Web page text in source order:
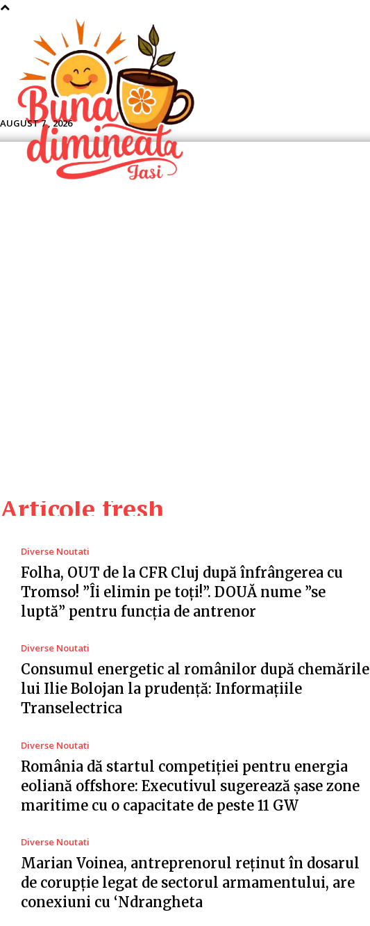
AUGUST 7 , 2026
Articole fresh
Diverse Noutati
Folha, OUT de la CFR Cluj după înfrângerea cu
Tromso! ”Îi elimin pe toți!”. DOUĂ nume ”se
luptă” pentru funcția de antrenor
Diverse Noutati
Consumul energetic al românilor după chemările
lui Ilie Bolojan la prudență: Informațiile
Transelectrica
Diverse Noutati
România dă startul competiției pentru energia
eoliană offshore: Executivul sugerează șase zone
maritime cu o capacitate de peste 11 GW
Diverse Noutati
Marian Voinea, antreprenorul reținut în dosarul
de corupție legat de sectorul armamentului, are
conexiuni cu ‘Ndrangheta